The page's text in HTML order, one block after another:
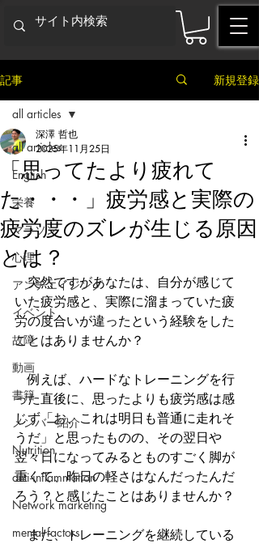
記事 新規登録
all articles
English
栄養
マラソン
心理
アンチエイジング
イベント
故障
動画
書籍
メンバー紹介
Nutrition
anti-inflammation
Network marketing
mental factors
all articles
「思ってたより疲れて
た・・・」疲労感と実際の
疲労度のズレが生じる原因
とは？
深澤 哲也
2025年11月25日
突然ですがあなたは、自分が感じて
いた疲労感と、実際に溜まっていた疲
労の度合いが違ったという経験をした
ことはありませんか？
例えば、ハードなトレーニングを行
った直後に、思ったよりも疲労感は感
じず「お、これは明日も普通に走れそ
うだ」と思ったものの、その翌日や
翌々日になってみるとものすごく脚が
重くて、昨日の軽さはなんだったんだ
ろう？と感じたことはありませんか？
また、トレーニングを継続している